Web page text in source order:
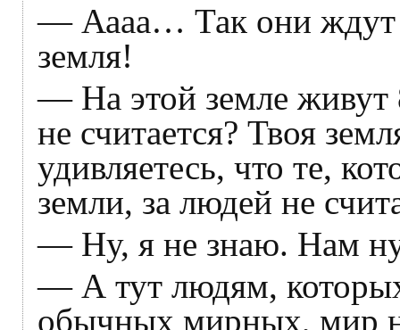
— Аааа… Так они ждут
земля!
— На этой земле живут
не считается? Твоя
удивляетесь, что те,
земли, за людей не
— Ну, я не знаю. Нам
— А тут людям,
обычных мирных, мир